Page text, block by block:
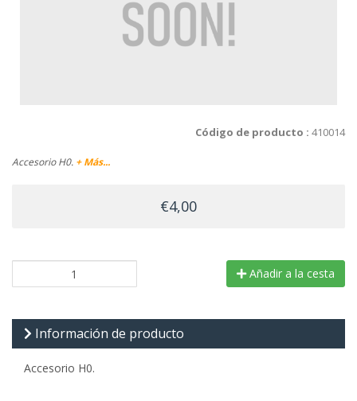
Código de producto : 410014
Accesorio H0. + Más...
€4,00
Añadir a la cesta
Información de producto
Accesorio H0.